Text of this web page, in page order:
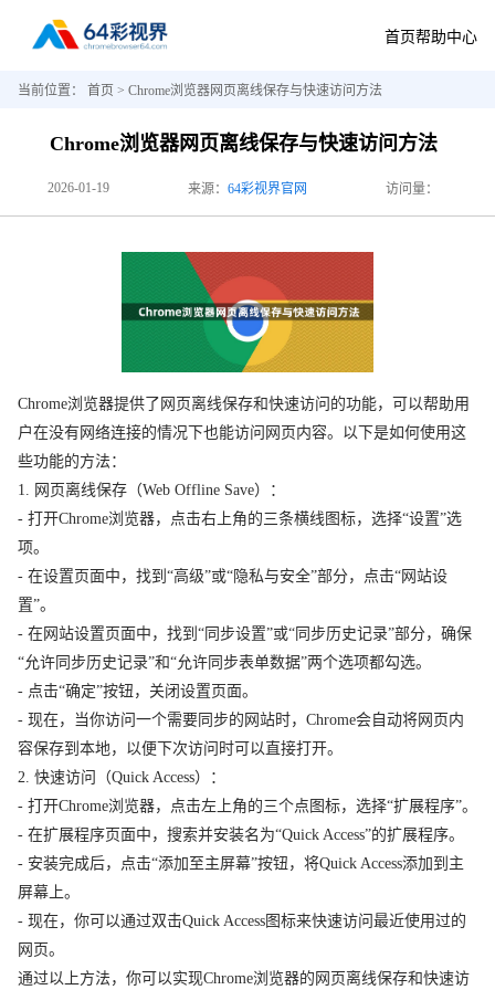
首页帮助中心
当前位置： 首页 > Chrome浏览器网页离线保存与快速访问方法
Chrome浏览器网页离线保存与快速访问方法
2026-01-19 来源： 64彩视界官网 访问量：
Chrome浏览器提供了网页离线保存和快速访问的功能，可以帮助用
户在没有网络连接的情况下也能访问网页内容。以下是如何使用这
些功能的方法：
1. 网页离线保存（Web Offline Save）：
- 打开Chrome浏览器，点击右上角的三条横线图标，选择“设置”选
项。
- 在设置页面中，找到“高级”或“隐私与安全”部分，点击“网站设
置”。
- 在网站设置页面中，找到“同步设置”或“同步历史记录”部分，确保
“允许同步历史记录”和“允许同步表单数据”两个选项都勾选。
- 点击“确定”按钮，关闭设置页面。
- 现在，当你访问一个需要同步的网站时，Chrome会自动将网页内
容保存到本地，以便下次访问时可以直接打开。
2. 快速访问（Quick Access）：
- 打开Chrome浏览器，点击左上角的三个点图标，选择“扩展程序”。
- 在扩展程序页面中，搜索并安装名为“Quick Access”的扩展程序。
- 安装完成后，点击“添加至主屏幕”按钮，将Quick Access添加到主
屏幕上。
- 现在，你可以通过双击Quick Access图标来快速访问最近使用过的
网页。
通过以上方法，你可以实现Chrome浏览器的网页离线保存和快速访